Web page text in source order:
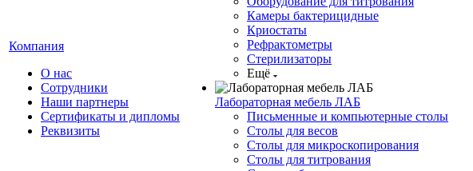
Компания
О нас
Сотрудники
Наши партнеры
Сертификаты и дипломы
Реквизиты
Камеры бактерицидные
Криостаты
Рефрактометры
Стерилизаторы
Ещё
Лабораторная мебель ЛАБ
Письменные и компьютерные столы
Столы для весов
Столы для микроскопирования
Столы для титрования